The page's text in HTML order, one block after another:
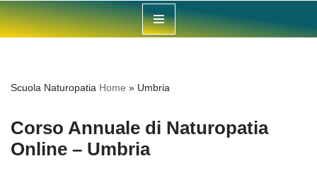
contenuto
Scuola Naturopatia Home » Umbria
Corso Annuale di Naturopatia
Online – Umbria